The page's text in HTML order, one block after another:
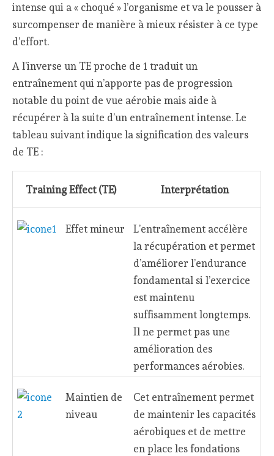
intense qui a « choqué » l’organisme et va le pousser à
surcompenser de manière à mieux résister à ce type
d’effort.
A l’inverse un TE proche de 1 traduit un
entraînement qui n’apporte pas de progression
notable du point de vue aérobie mais aide à
récupérer à la suite d’un entraînement intense. Le
tableau suivant indique la signification des valeurs
de TE :
Training Effect (TE) Interprétation
Effet mineur
L’entraînement accélère
la récupération et permet
d’améliorer l’endurance
fondamental si l’exercice
est maintenu
suffisamment longtemps.
Il ne permet pas une
amélioration des
performances aérobies.
Maintien de
niveau
Cet entraînement permet
de maintenir les capacités
aérobiques et de mettre
en place les fondations